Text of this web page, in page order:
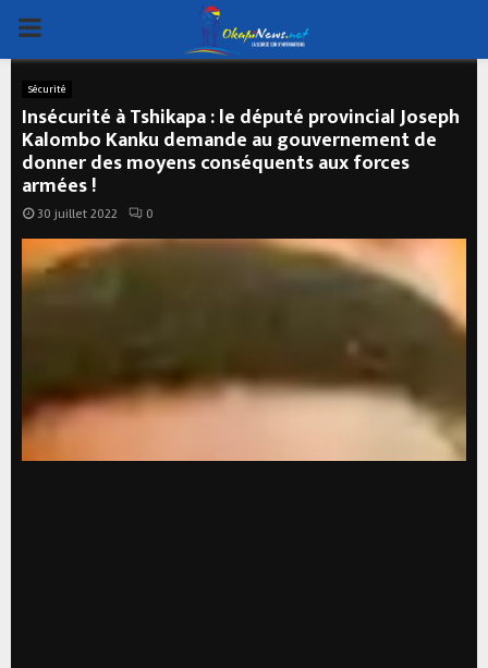
PRIMARY
MENU
Sécurité
Insécurité à Tshikapa : le député provincial Joseph
Kalombo Kanku demande au gouvernement de
donner des moyens conséquents aux forces
armées !
30 juillet 2022 0